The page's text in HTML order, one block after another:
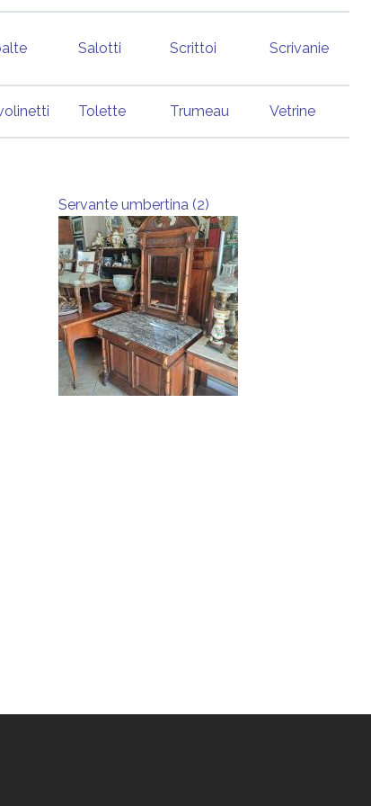
Salotti Scrittoi Scrivanie
Tolette Trumeau Vetrine
Servante umbertina (2)